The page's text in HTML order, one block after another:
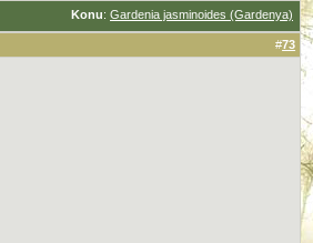
Konu: Gardenia jasminoides (Gardenya)
#73